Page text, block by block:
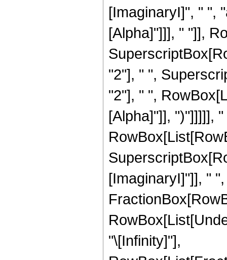
[ImaginaryI]", " ",
[Alpha]"]]], " "]],
"2"], " ",
"2"], " ",
[Alpha]"]], ")"]]]]],
[ImaginaryI]"]], "
"\[Infinity]"],